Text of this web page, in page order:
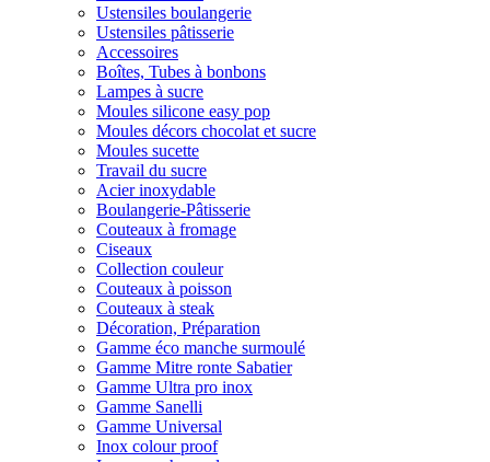
Ustensiles boulangerie
Ustensiles pâtisserie
Accessoires
Boîtes, Tubes à bonbons
Lampes à sucre
Moules silicone easy pop
Moules décors chocolat et sucre
Moules sucette
Travail du sucre
Acier inoxydable
Boulangerie-Pâtisserie
Couteaux à fromage
Ciseaux
Collection couleur
Couteaux à poisson
Couteaux à steak
Décoration, Préparation
Gamme éco manche surmoulé
Gamme Mitre ronte Sabatier
Gamme Ultra pro inox
Gamme Sanelli
Gamme Universal
Inox colour proof